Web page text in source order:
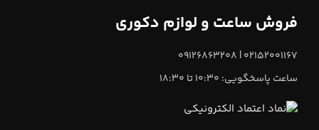
فروش ساعت و لوازم دکوری
02152001167 | 09126863208
ساعت پاسخگویی: 10:30 تا 18:30